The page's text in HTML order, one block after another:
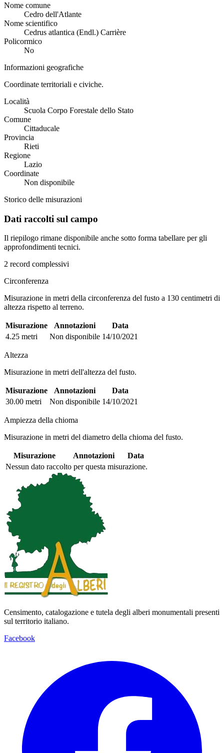
Nome comune
Cedro dell'Atlante
Nome scientifico
Cedrus atlantica (Endl.) Carrière
Policormico
No
Informazioni geografiche
Coordinate territoriali e civiche.
Località
Scuola Corpo Forestale dello Stato
Comune
Cittaducale
Provincia
Rieti
Regione
Lazio
Coordinate
Non disponibile
Storico delle misurazioni
Dati raccolti sul campo
Il riepilogo rimane disponibile anche sotto forma tabellare per gli
approfondimenti tecnici.
2 record complessivi
Circonferenza
Misurazione in metri della circonferenza del fusto a 130 centimetri di
altezza rispetto al terreno.
Misurazione Annotazioni
Data
4.25 metri
Non disponibile 14/10/2021
Altezza
Misurazione in metri dell'altezza del fusto.
Misurazione Annotazioni
Data
30.00 metri
Non disponibile 14/10/2021
Ampiezza della chioma
Misurazione in metri del diametro della chioma del fusto.
Misurazione Annotazioni
Data
Nessun dato raccolto per questa misurazione.
Censimento, catalogazione e tutela degli alberi monumentali presenti
sul territorio italiano.
Facebook